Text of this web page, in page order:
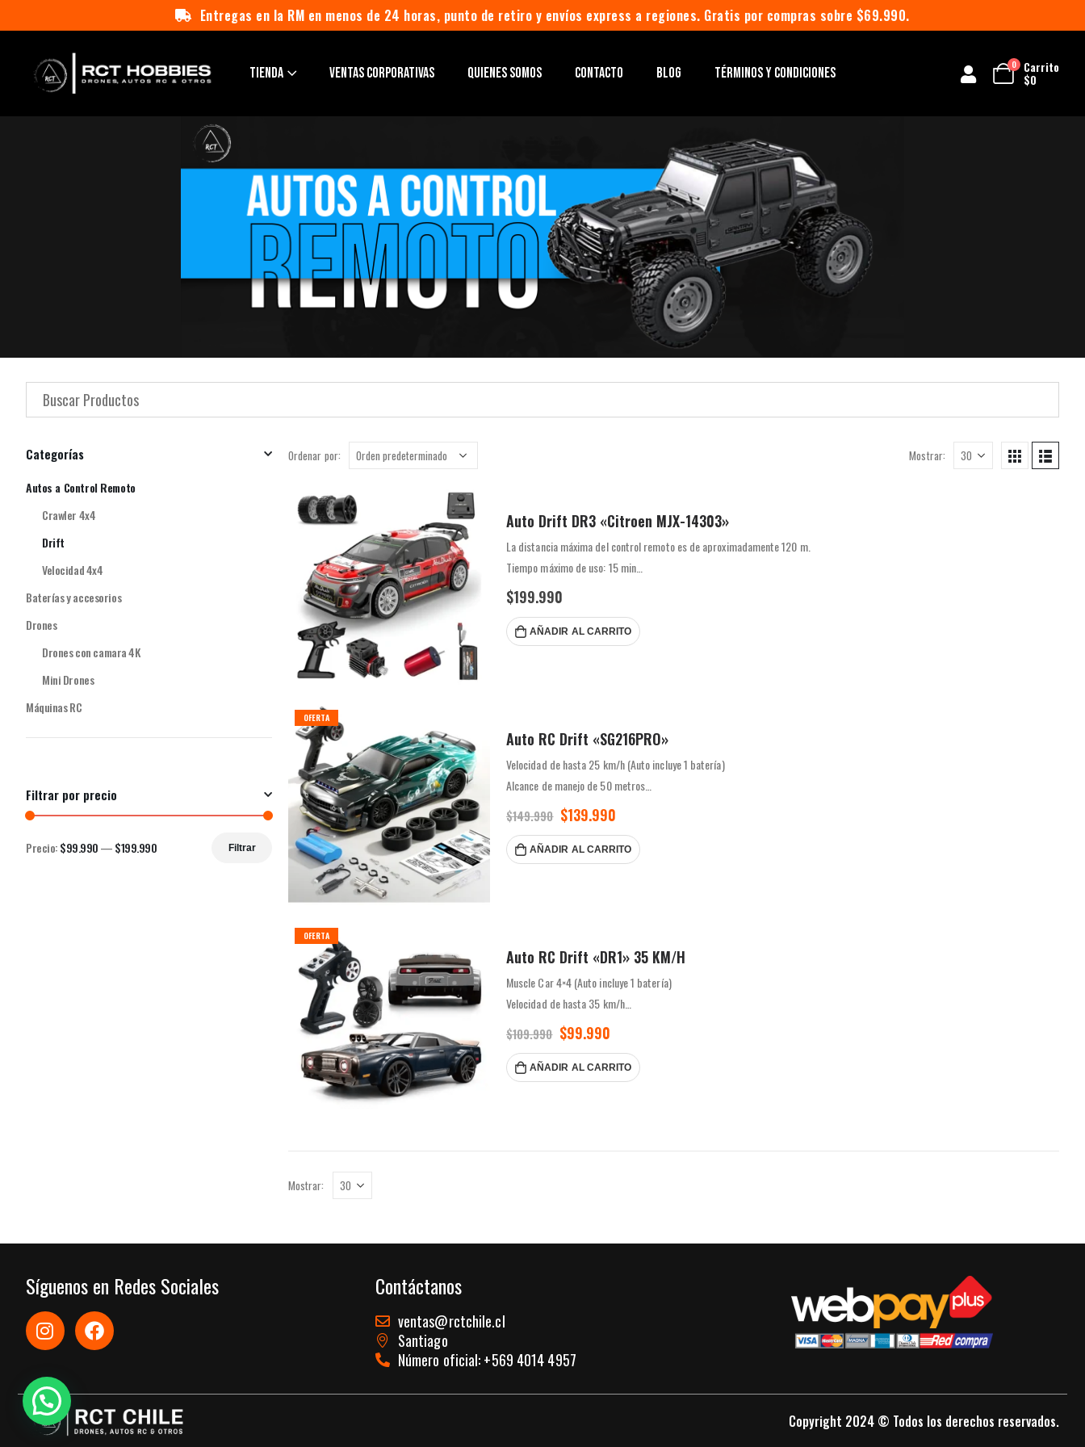
Entregas en la RM en menos de 24 horas, punto de retiro y envíos express a regiones. Gratis por compras sobre $69.990.
TIENDA VENTAS CORPORATIVAS QUIENES SOMOS CONTACTO BLOG TÉRMINOS Y CONDICIONES 0 Carrito
$0
Ordenar por: Mostrar:
Auto Drift DR3 «Citroen MJX-14303»
La distancia máxima del control remoto es de aproximadamente 120 m.
Tiempo máximo de uso: 15 min
Amortiguador hidráulico totalmente metálico
Batería estándar 2S 65km/h
ESC sin escobillas independiente…
$199.990
AÑADIR AL CARRITO
OFERTA
Auto RC Drift «SG216PRO»
Velocidad de hasta 25 km/h (Auto incluye 1 batería)
Alcance de manejo de 50 metros
Tracción en las 4 ruedas
Batería recargable con duración de 25 minutos por carga
…
$149.990 $139.990
AÑADIR AL CARRITO
OFERTA
Auto RC Drift «DR1» 35 KM/H
Muscle Car 4×4 (Auto incluye 1 batería)
Velocidad de hasta 35 km/h
Alcance de 80 metros
Escala 1:16
Duración batería de 15-18 minutos
Dimensiones 34 x 15 x 10…
$109.990 $99.990
AÑADIR AL CARRITO
Mostrar:
Categorías
Autos a Control Remoto
Crawler 4x4
Drift
Velocidad 4x4
Baterías y accesorios
Drones
Drones con camara 4K
Mini Drones
Máquinas RC
Filtrar por precio
Filtrar
Precio:$99.990—$199.990
Síguenos en Redes Sociales Contáctanos
ventas@rctchile.cl
Santiago
Número oficial: +569 4014 4957
Copyright 2024 © Todos los derechos reservados.